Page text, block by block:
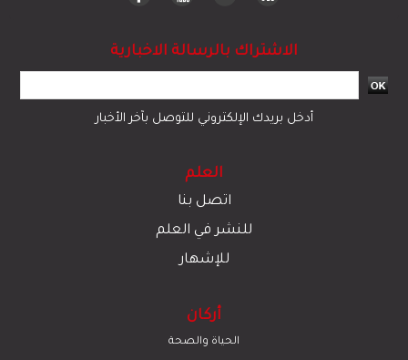
الاشتراك بالرسالة الاخبارية
أدخل بريدك الإلكتروني للتوصل بآخر الأخبار
العلم
اتصل بنا
للنشر في العلم
للإشهار
أركان
الحياة والصحة